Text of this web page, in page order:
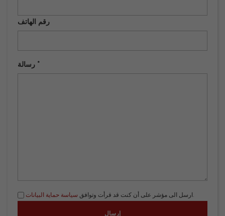
رقم الهاتف
رسالة *
ارسل الى مؤشر على أن كنت قد قرأت وتوافق سياسة حماية البيانات .